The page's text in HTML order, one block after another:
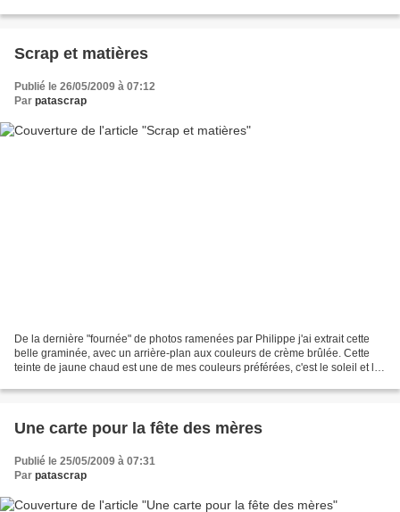
Scrap et matières
Publié le 26/05/2009 à 07:12
Par patascrap
De la dernière "fournée" de photos ramenées par Philippe j'ai extrait cette
belle graminée, avec un arrière-plan aux couleurs de crème brûlée. Cette
teinte de jaune chaud est une de mes couleurs préférées, c'est le soleil et la
Une carte pour la fête des mères
Publié le 25/05/2009 à 07:31
Par patascrap